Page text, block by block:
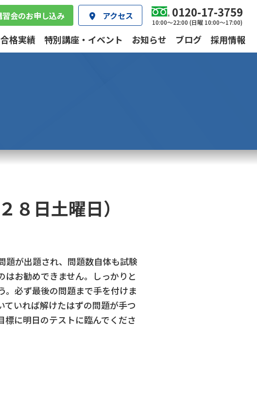
習会のお申し込み アクセス 0120-17-3759
10:00～22:00 (日曜 10:00～17:00)
合格実績 特別講座・イベント お知らせ ブログ 採用情報
８日土曜日）
題が出題され、問題数自体も試験
お勧めできません。しっかりと
。必ず最後の問題まで手を付けま
ていれば解けたはずの問題が手つ
に明日のテストに臨んでくださ